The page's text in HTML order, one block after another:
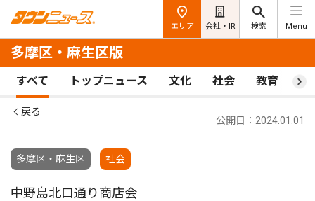
エリア 会社・IR 検索 Menu
多摩区・麻生区版
すべて トップニュース 文化 社会 教育 ス
戻る
多摩区・麻生区 社会
公開日：2024.01.01
中野島北口通り商店会